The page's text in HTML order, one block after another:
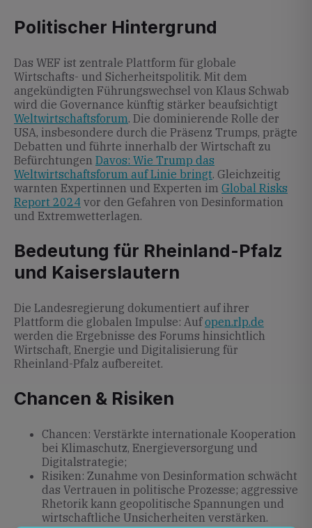
Politischer Hintergrund
Das WEF ist zentrale Plattform für globale
Wirtschafts- und Sicherheitspolitik. Mit dem
angekündigten Führungswechsel von Klaus Schwab
wird die Governance künftig stärker beaufsichtigt
Weltwirtschaftsforum. Die dominierende Rolle der
USA, insbesondere durch die Präsenz Trumps, prägte
Debatten und führte innerhalb der Wirtschaft zu
Befürchtungen Davos: Wie Trump das
Weltwirtschaftsforum auf Linie bringt. Gleichzeitig
warnten Expertinnen und Experten im Global Risks
Report 2024 vor den Gefahren von Desinformation
und Extremwetterlagen.
Bedeutung für Rheinland-Pfalz
und Kaiserslautern
Die Landesregierung dokumentiert auf ihrer
Plattform die globalen Impulse: Aufopen.rlp.de
werden die Ergebnisse des Forums hinsichtlich
Wirtschaft, Energie und Digitalisierung für
Rheinland-Pfalz aufbereitet.
Chancen & Risiken
Chancen: Verstärkte internationale Kooperation
bei Klimaschutz, Energieversorgung und
Digitalstrategie;
Risiken: Zunahme von Desinformation schwächt
das Vertrauen in politische Prozesse; aggressive
Rhetorik kann geopolitische Spannungen und
wirtschaftliche Unsicherheiten verstärken.